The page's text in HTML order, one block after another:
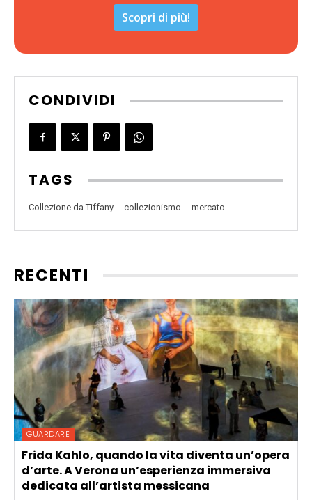
Scopri di più!
CONDIVIDI
TAGS
Collezione da Tiffany collezionismo mercato
RECENTI
GUARDARE
Frida Kahlo, quando la vita diventa un’opera
d’arte. A Verona un’esperienza immersiva
dedicata all’artista messicana